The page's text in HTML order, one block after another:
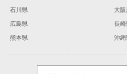
石川県
大
広島県
長
熊本県
沖